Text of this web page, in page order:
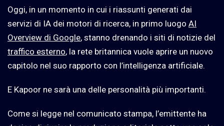
Oggi, in un momento in cui i riassunti generati dai
servizi di IA dei motori di ricerca, in primo luogo AI
Overview di Google, stanno drenando i siti di notizie del
traffico esterno, la rete britannica vuole aprire un nuovo
capitolo nel suo rapporto con l’intelligenza artificiale.
E Kapoor ne sarà una delle personalità più importanti.
Come si legge nel comunicato stampa, l’emittente ha